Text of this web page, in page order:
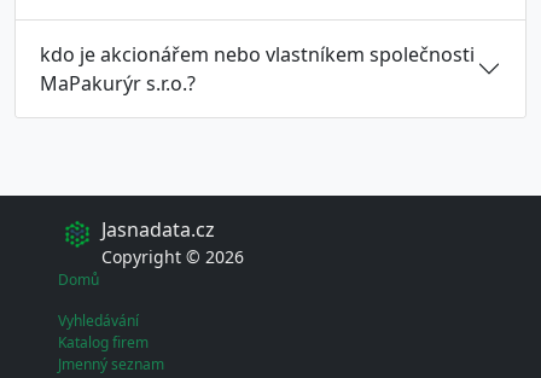
kdo je akcionářem nebo vlastníkem společnosti
MaPakurýr s.r.o.?
Jasnadata.cz
Copyright © 2026
Domů
Vyhledávání
Katalog firem
Jmenný seznam